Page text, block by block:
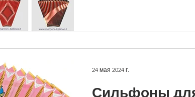
Сильфоны
24 мая 2024 г.